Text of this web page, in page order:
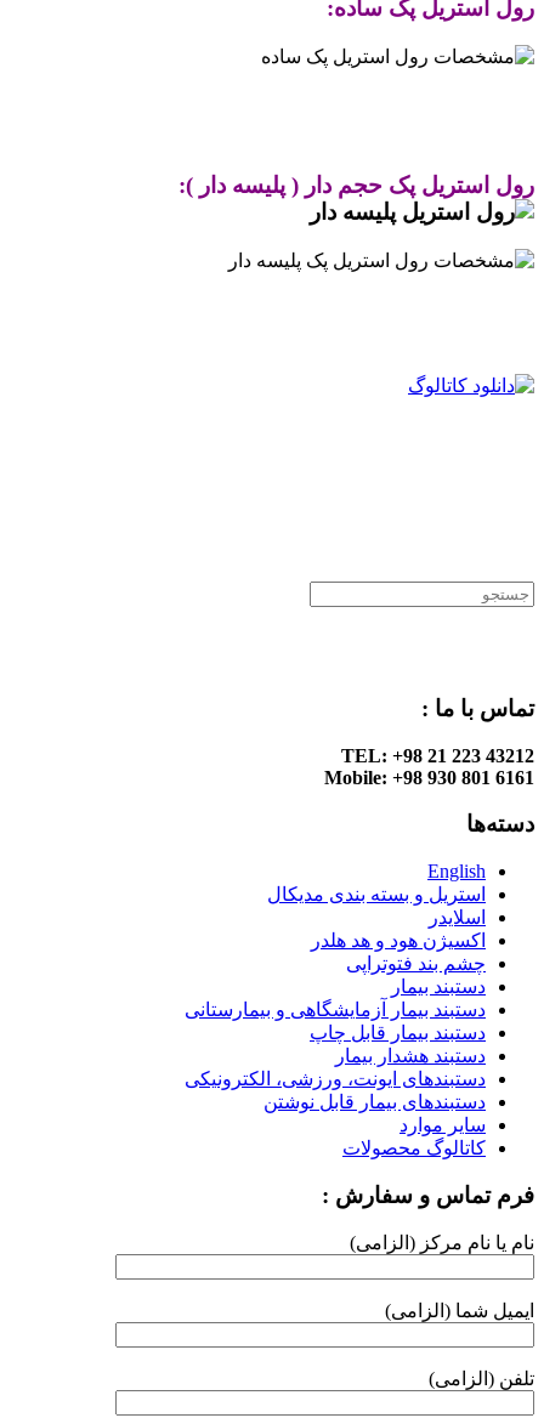
رول استریل پک ساده:
رول استریل پک حجم دار ( پلیسه دار ):
تماس با ما :
TEL: +98 21 223 43212
Mobile: +98 930 801 6161
دسته‌ها
English
استریل و بسته بندی مدیکال
اسلایدر
اکسیژن هود و هد هلدر
چشم بند فتوتراپی
دستبند بیمار
دستبند بیمار آزمایشگاهی و بیمارستانی
دستبند بیمار قابل چاپ
دستبند هشدار بیمار
دستبندهای ایونت، ورزشی، الکترونیکی
دستبندهای بیمار قابل نوشتن
سایر موارد
کاتالوگ محصولات
فرم تماس و سفارش :
نام یا نام مرکز (الزامی)
ایمیل شما (الزامی)
تلفن (الزامی)